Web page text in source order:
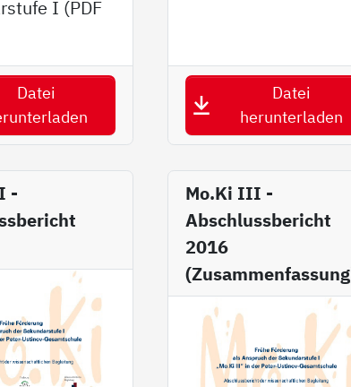
I (PDF
Datei
Datei
herunterladen
-
Mo.Ki III -
Abschlussbericht
2016